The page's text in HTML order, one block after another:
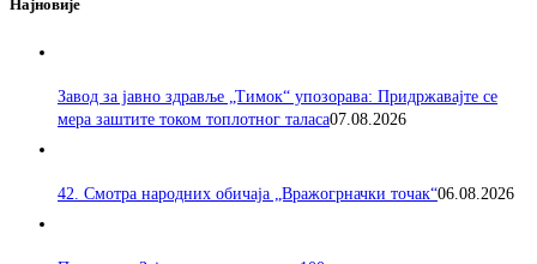
Најновије
Завод за јавно здравље „Тимок“ упозорава: Придржавајте се
мера заштите током топлотног таласа07.08.2026
42. Смотра народних обичаја „Вражогрначки точак“06.08.2026